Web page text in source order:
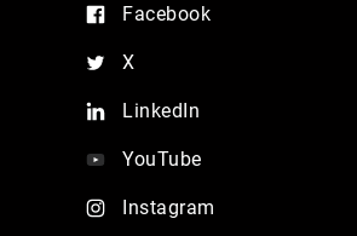
Facebook
X
LinkedIn
YouTube
Instagram